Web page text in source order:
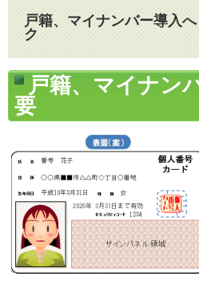
戸籍、マイナンバー導入
ク
戸籍、マイナン
要